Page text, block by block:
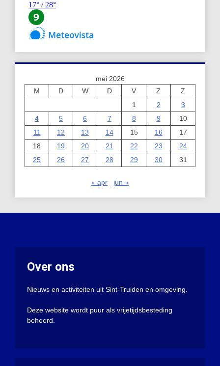
mei 2026
M
D W D V Z
Z
1
2
3
4
5 6 7 8 9
10
11
12 13 14 15 16
17
18
19 20 21 22 23
24
25
26 27 28 29 30 31
« apr jun »
Over ons
Nieuws en activiteiten uit Sint-Truiden en omgeving.
Deze website wordt puur als vrijetijdsbesteding
beheerd.